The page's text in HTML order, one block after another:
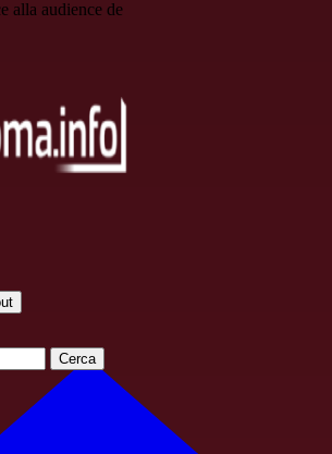
alla audience de
Cerca